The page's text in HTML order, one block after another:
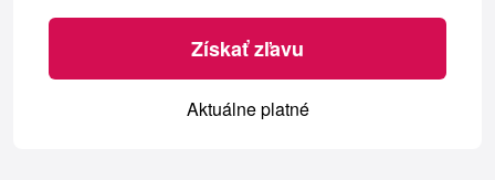
Získať zľavu
Aktuálne platné